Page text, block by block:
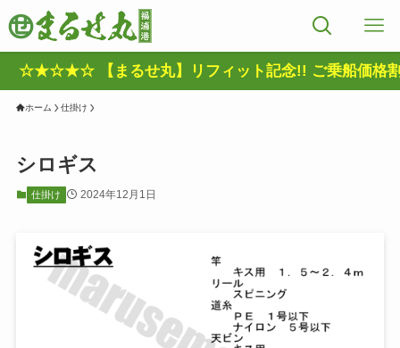
【まるせ丸】リフィット記念!! ご乗船価格割引き
ホーム 仕掛け
シロギス
仕掛け 2024年12月1日